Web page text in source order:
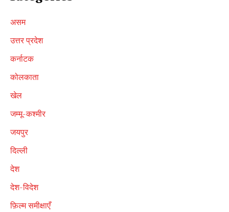
असम
उत्तर प्रदेश
कर्नाटक
कोलकाता
खेल
जम्मू-कश्मीर
जयपुर
दिल्ली
देश
देश-विदेश
फ़िल्म समीक्षाएँ